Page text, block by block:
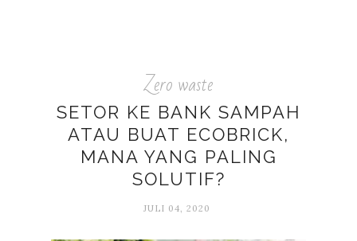
Zero waste
SETOR KE BANK SAMPAH
ATAU BUAT ECOBRICK,
MANA YANG PALING
SOLUTIF?
JULI 04, 2020